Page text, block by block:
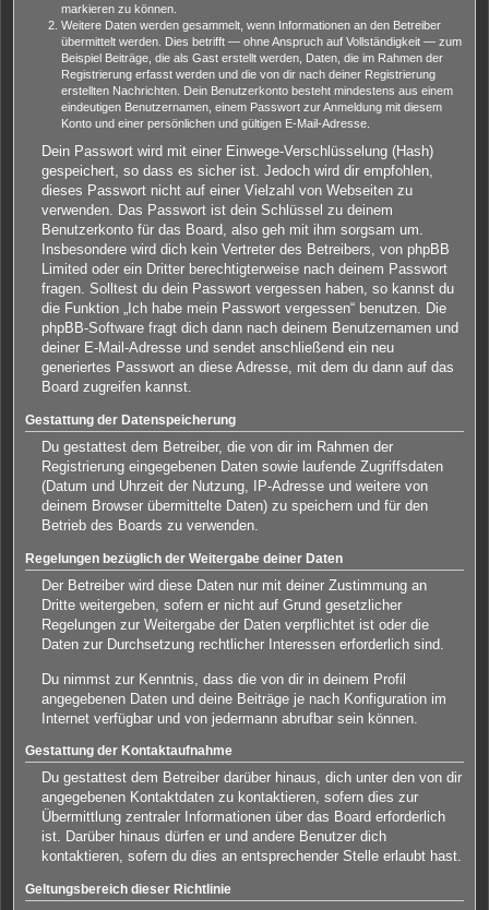
markieren zu können.
Weitere Daten werden gesammelt, wenn Informationen an den Betreiber
übermittelt werden. Dies betrifft — ohne Anspruch auf Vollständigkeit — zum
Beispiel Beiträge, die als Gast erstellt werden, Daten, die im Rahmen der
Registrierung erfasst werden und die von dir nach deiner Registrierung
erstellten Nachrichten. Dein Benutzerkonto besteht mindestens aus einem
eindeutigen Benutzernamen, einem Passwort zur Anmeldung mit diesem
Konto und einer persönlichen und gültigen E-Mail-Adresse.
Dein Passwort wird mit einer Einwege-Verschlüsselung (Hash)
gespeichert, so dass es sicher ist. Jedoch wird dir empfohlen,
dieses Passwort nicht auf einer Vielzahl von Webseiten zu
verwenden. Das Passwort ist dein Schlüssel zu deinem
Benutzerkonto für das Board, also geh mit ihm sorgsam um.
Insbesondere wird dich kein Vertreter des Betreibers, von phpBB
Limited oder ein Dritter berechtigterweise nach deinem Passwort
fragen. Solltest du dein Passwort vergessen haben, so kannst du
die Funktion „Ich habe mein Passwort vergessen“ benutzen. Die
phpBB-Software fragt dich dann nach deinem Benutzernamen und
deiner E-Mail-Adresse und sendet anschließend ein neu
generiertes Passwort an diese Adresse, mit dem du dann auf das
Board zugreifen kannst.
Gestattung der Datenspeicherung
Du gestattest dem Betreiber, die von dir im Rahmen der
Registrierung eingegebenen Daten sowie laufende Zugriffsdaten
(Datum und Uhrzeit der Nutzung, IP-Adresse und weitere von
deinem Browser übermittelte Daten) zu speichern und für den
Betrieb des Boards zu verwenden.
Regelungen bezüglich der Weitergabe deiner Daten
Der Betreiber wird diese Daten nur mit deiner Zustimmung an
Dritte weitergeben, sofern er nicht auf Grund gesetzlicher
Regelungen zur Weitergabe der Daten verpflichtet ist oder die
Daten zur Durchsetzung rechtlicher Interessen erforderlich sind.
Du nimmst zur Kenntnis, dass die von dir in deinem Profil
angegebenen Daten und deine Beiträge je nach Konfiguration im
Internet verfügbar und von jedermann abrufbar sein können.
Gestattung der Kontaktaufnahme
Du gestattest dem Betreiber darüber hinaus, dich unter den von dir
angegebenen Kontaktdaten zu kontaktieren, sofern dies zur
Übermittlung zentraler Informationen über das Board erforderlich
ist. Darüber hinaus dürfen er und andere Benutzer dich
kontaktieren, sofern du dies an entsprechender Stelle erlaubt hast.
Geltungsbereich dieser Richtlinie